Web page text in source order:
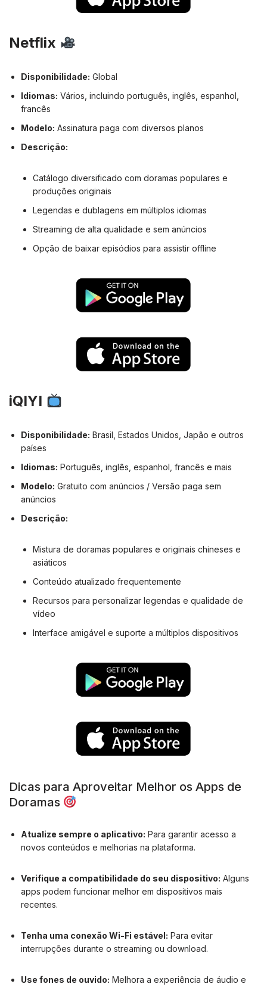
Netflix
Disponibilidade: Global
Idiomas: Vários, incluindo português, inglês, espanhol,
francês
Modelo: Assinatura paga com diversos planos
Descrição:
Catálogo diversificado com doramas populares e
produções originais
Legendas e dublagens em múltiplos idiomas
Streaming de alta qualidade e sem anúncios
Opção de baixar episódios para assistir offline
iQIYI
Disponibilidade: Brasil, Estados Unidos, Japão e outros
países
Idiomas: Português, inglês, espanhol, francês e mais
Modelo: Gratuito com anúncios / Versão paga sem
anúncios
Descrição:
Mistura de doramas populares e originais chineses e
asiáticos
Conteúdo atualizado frequentemente
Recursos para personalizar legendas e qualidade de
vídeo
Interface amigável e suporte a múltiplos dispositivos
Dicas para Aproveitar Melhor os Apps de
Doramas
Atualize sempre o aplicativo: Para garantir acesso a
novos conteúdos e melhorias na plataforma.
Verifique a compatibilidade do seu dispositivo: Alguns
apps podem funcionar melhor em dispositivos mais
recentes.
Tenha uma conexão Wi-Fi estável: Para evitar
interrupções durante o streaming ou download.
Use fones de ouvido: Melhora a experiência de áudio e